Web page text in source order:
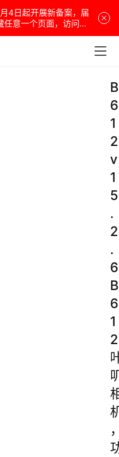
4日起开展新备案，届
意一个页面，访问网
B
6
1
2
v
1
5
.
2
.
6
B
6
1
2